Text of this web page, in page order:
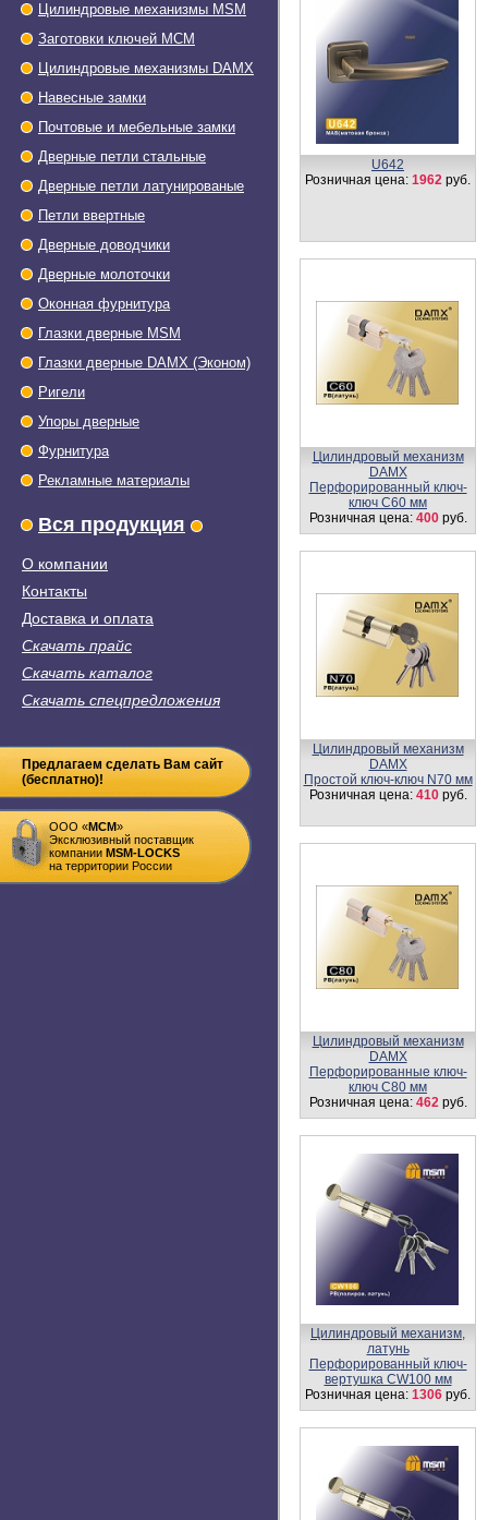
Цилиндровые механизмы MSM
Заготовки ключей МСМ
Цилиндровые механизмы DAMX
Навесные замки
Почтовые и мебельные замки
Дверные петли стальные
Дверные петли латунированые
Петли ввертные
Дверные доводчики
Дверные молоточки
Оконная фурнитура
Глазки дверные МSМ
Глазки дверные DAMX (Эконом)
Ригели
Упоры дверные
Фурнитура
Рекламные материалы
Вся продукция
О компании
Контакты
Доставка и оплата
Скачать прайс
Скачать каталог
Скачать спецпредложения
Предлагаем сделать Вам сайт
(бесплатно)!
ООО «MСM»
Эксклюзивный поставщик
компании MSM-LOCKS
на территории России
U642
Розничная цена: 1962 руб.
Цилиндровый механизм,
латунь
Перфорированный ключ-
вертушка CW80 мм
Ручка KT3 A (автомат,
универсальная) SN
Розничная цена:1478руб.
Цилиндровый механизм,
латунь
Перфорированный ключ-
вертушка CW100 мм
Розничная цена:1306 руб.
Цилиндровый механизм
DAMX
Простой ключ-ключ N90 мм
Розничная цена:470руб.